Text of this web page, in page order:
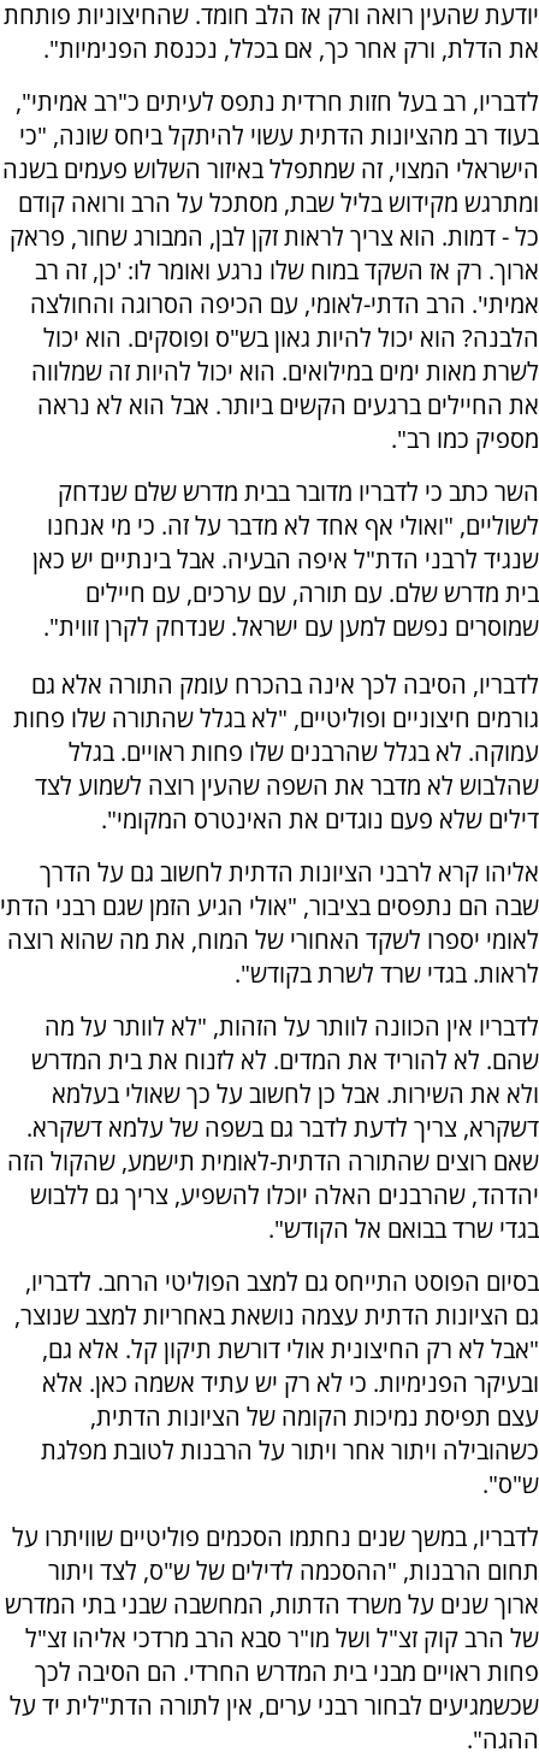
יודעת שהעין רואה ורק אז הלב חומד. שהחיצוניות פותחת
את הדלת, ורק אחר כך, אם בכלל, נכנסת הפנימיות".
לדבריו, רב בעל חזות חרדית נתפס לעיתים כ"רב אמיתי",
בעוד רב מהציונות הדתית עשוי להיתקל ביחס שונה, "כי
הישראלי המצוי, זה שמתפלל באיזור השלוש פעמים בשנה
ומתרגש מקידוש בליל שבת, מסתכל על הרב ורואה קודם
כל - דמות. הוא צריך לראות זקן לבן, המבורג שחור, פראק
ארוך. רק אז השקד במוח שלו נרגע ואומר לו: 'כן, זה רב
אמיתי'. הרב הדתי-לאומי, עם הכיפה הסרוגה והחולצה
הלבנה? הוא יכול להיות גאון בש"ס ופוסקים. הוא יכול
לשרת מאות ימים במילואים. הוא יכול להיות זה שמלווה
את החיילים ברגעים הקשים ביותר. אבל הוא לא נראה
מספיק כמו רב".
השר כתב כי לדבריו מדובר בבית מדרש שלם שנדחק
לשוליים, "ואולי אף אחד לא מדבר על זה. כי מי אנחנו
שנגיד לרבני הדת"ל איפה הבעיה. אבל בינתיים יש כאן
בית מדרש שלם. עם תורה, עם ערכים, עם חיילים
שמוסרים נפשם למען עם ישראל. שנדחק לקרן זווית".
לדבריו, הסיבה לכך אינה בהכרח עומק התורה אלא גם
גורמים חיצוניים ופוליטיים, "לא בגלל שהתורה שלו פחות
עמוקה. לא בגלל שהרבנים שלו פחות ראויים. בגלל
שהלבוש לא מדבר את השפה שהעין רוצה לשמוע לצד
דילים שלא פעם נוגדים את האינטרס המקומי".
אליהו קרא לרבני הציונות הדתית לחשוב גם על הדרך
שבה הם נתפסים בציבור, "אולי הגיע הזמן שגם רבני הדתי
לאומי יספרו לשקד האחורי של המוח, את מה שהוא רוצה
לראות. בגדי שרד לשרת בקודש".
לדבריו אין הכוונה לוותר על הזהות, "לא לוותר על מה
שהם. לא להוריד את המדים. לא לזנוח את בית המדרש
ולא את השירות. אבל כן לחשוב על כך שאולי בעלמא
דשקרא, צריך לדעת לדבר גם בשפה של עלמא דשקרא.
שאם רוצים שהתורה הדתית-לאומית תישמע, שהקול הזה
יהדהד, שהרבנים האלה יוכלו להשפיע, צריך גם ללבוש
בגדי שרד בבואם אל הקודש".
בסיום הפוסט התייחס גם למצב הפוליטי הרחב. לדבריו,
גם הציונות הדתית עצמה נושאת באחריות למצב שנוצר,
"אבל לא רק החיצונית אולי דורשת תיקון קל. אלא גם,
ובעיקר הפנימיות. כי לא רק יש עתיד אשמה כאן. אלא
עצם תפיסת נמיכות הקומה של הציונות הדתית,
כשהובילה ויתור אחר ויתור על הרבנות לטובת מפלגת
ש"ס".
לדבריו, במשך שנים נחתמו הסכמים פוליטיים שוויתרו על
תחום הרבנות, "ההסכמה לדילים של ש"ס, לצד ויתור
ארוך שנים על משרד הדתות, המחשבה שבני בתי המדרש
של הרב קוק זצ"ל ושל מו"ר סבא הרב מרדכי אליהו זצ"ל
פחות ראויים מבני בית המדרש החרדי. הם הסיבה לכך
שכשמגיעים לבחור רבני ערים, אין לתורה הדת"לית יד על
ההגה".